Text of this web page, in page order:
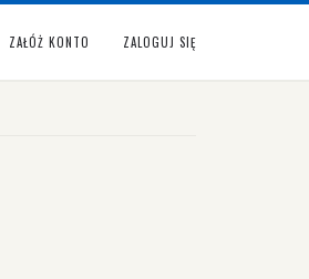
ZAŁÓŻ KONTO ZALOGUJ SIĘ